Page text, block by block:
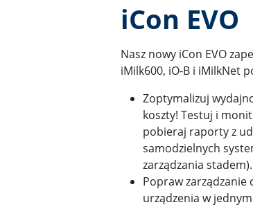
iCon EVO
Nasz nowy iCon EVO
iMilk600, iO-B i iMilkNet
Zoptymalizuj
koszty! Testuj i
pobieraj raporty z
samodzielnych
zarządzania stadem).
Popraw zarządzanie
urządzenia w